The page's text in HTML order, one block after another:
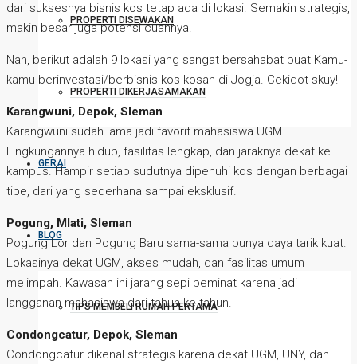
PROPERTI DISEWAKAN
PROPERTI DIKERJASAMAKAN
GERAI
BLOG
TIPS MEMBELI RUMAH PERTAMA
dari suksesnya bisnis kos tetap ada di lokasi. Semakin strategis,
makin besar juga potensi cuannya.
Nah, berikut adalah 9 lokasi yang sangat bersahabat buat Kamu-
kamu berinvestasi/berbisnis kos-kosan di Jogja. Cekidot skuy!
Karangwuni, Depok, Sleman
Karangwuni sudah lama jadi favorit mahasiswa UGM.
Lingkungannya hidup, fasilitas lengkap, dan jaraknya dekat ke
kampus. Hampir setiap sudutnya dipenuhi kos dengan berbagai
tipe, dari yang sederhana sampai eksklusif.
Pogung, Mlati, Sleman
Pogung Lor dan Pogung Baru sama-sama punya daya tarik kuat.
Lokasinya dekat UGM, akses mudah, dan fasilitas umum
melimpah. Kawasan ini jarang sepi peminat karena jadi
langganan mahasiswa dari tahun ke tahun.
Condongcatur, Depok, Sleman
Condongcatur dikenal strategis karena dekat UGM, UNY, dan